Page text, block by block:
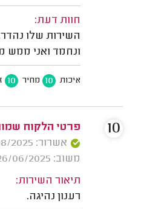
חוות דעת:
השירות שלו
ונחמד ואני ממש
איכות 10 מחיר 10
פרטי הלקוח
אשרור: 25/08/2025
משוב: 26/06/2025
תיאור השירות:
רענון נהיגה.
10